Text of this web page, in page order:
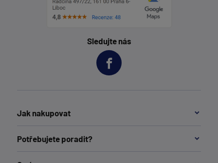
Sledujte nás
Jak nakupovat
Potřebujete poradit?